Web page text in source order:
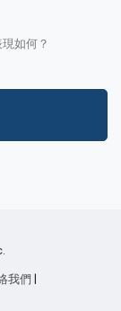
如何？
我們 |